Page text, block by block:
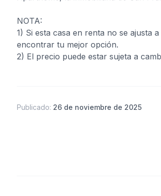
NOTA:
1) Si esta casa en renta no se ajusta
encontrar tu mejor opción.
2) El precio puede estar sujeta a
Publicado: 26 de noviembre de 2025